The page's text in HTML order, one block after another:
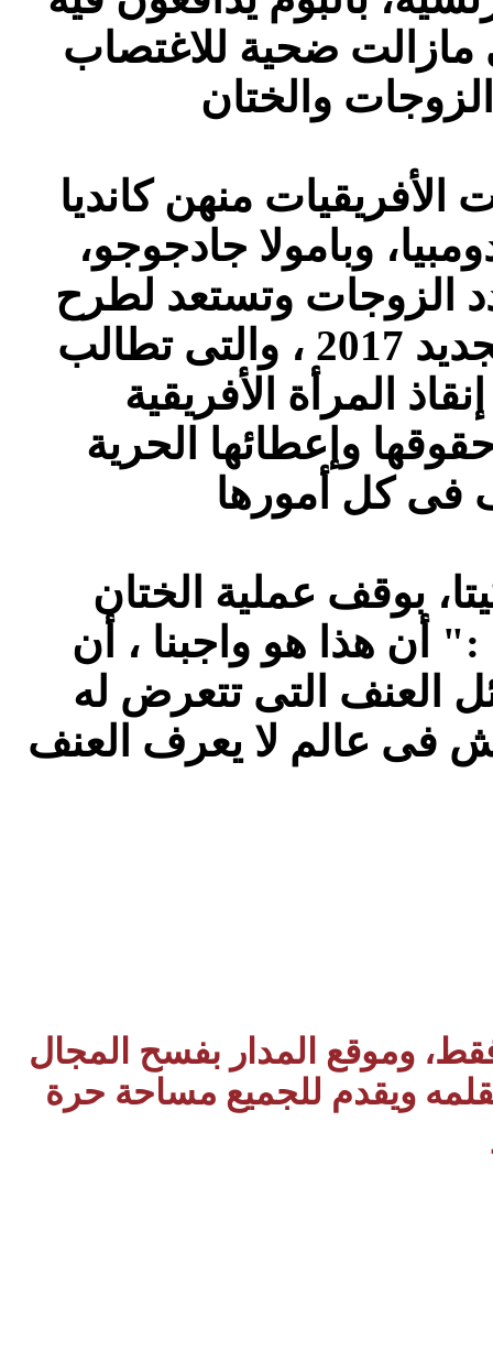
مازالت ضحية للاغتصاب
منهن كانديا
وبامولا جادجوجو،
الزوجات وتستعد لطرح
البومها الجديد مع مطلع العام الجديد 2017 ، والتى تطالب
المرأة الأفريقية
وإعطائها الحرية
بوقف عملية الختان
:" أن هذا هو واجبنا ، أن
العنف التى تتعرض له
وموقع المدار بفسح المجال
ويقدم للجميع مساحة حرة